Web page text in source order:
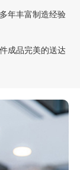
年丰富制造经验
成品完美的送达